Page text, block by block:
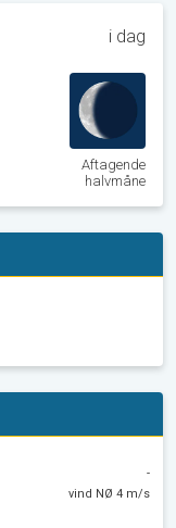
i dag
Aftagende
halvmåne
-
vind NØ 4 m/s